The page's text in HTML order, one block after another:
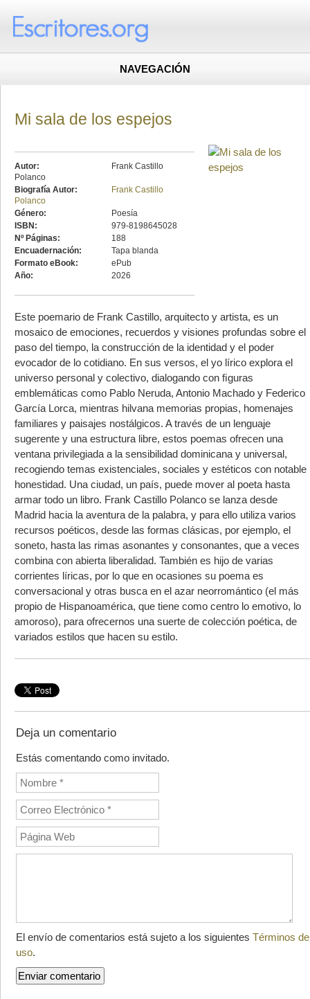
NAVEGACIÓN
Mi sala de los espejos
Autor:
Frank Castillo
Polanco
Biografía Autor:
Frank Castillo
Polanco
Género:
Poesía
ISBN:
979-8198645028
Nº Páginas:
188
Encuadernación:
Tapa blanda
Formato eBook:
ePub
Año:
2026
Este poemario de Frank Castillo, arquitecto y artista, es un
mosaico de emociones, recuerdos y visiones profundas sobre el
paso del tiempo, la construcción de la identidad y el poder
evocador de lo cotidiano. En sus versos, el yo lírico explora el
universo personal y colectivo, dialogando con ﬁguras
emblemáticas como Pablo Neruda, Antonio Machado y Federico
García Lorca, mientras hilvana memorias propias, homenajes
familiares y paisajes nostálgicos. A través de un lenguaje
sugerente y una estructura libre, estos poemas ofrecen una
ventana privilegiada a la sensibilidad dominicana y universal,
recogiendo temas existenciales, sociales y estéticos con notable
honestidad. Una ciudad, un país, puede mover al poeta hasta
armar todo un libro. Frank Castillo Polanco se lanza desde
Madrid hacia la aventura de la palabra, y para ello utiliza varios
recursos poéticos, desde las formas clásicas, por ejemplo, el
soneto, hasta las rimas asonantes y consonantes, que a veces
combina con abierta liberalidad. También es hijo de varias
corrientes líricas, por lo que en ocasiones su poema es
conversacional y otras busca en el azar neorromántico (el más
propio de Hispanoamérica, que tiene como centro lo emotivo, lo
amoroso), para ofrecernos una suerte de colección poética, de
variados estilos que hacen su estilo.
Deja un comentario
Estás comentando como invitado.
El envío de comentarios está sujeto a los siguientes Términos de
uso.